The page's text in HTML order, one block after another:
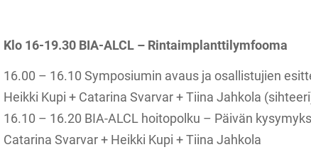
Klo 16-19.30 BIA-ALCL – Rintaimplanttilymfooma
16.00 – 16.10 Symposiumin avaus ja osallistujien
Heikki Kupi + Catarina Svarvar + Tiina Jahkola
16.10 – 16.20 BIA-ALCL hoitopolku – Päivän
Catarina Svarvar + Heikki Kupi + Tiina Jahkola